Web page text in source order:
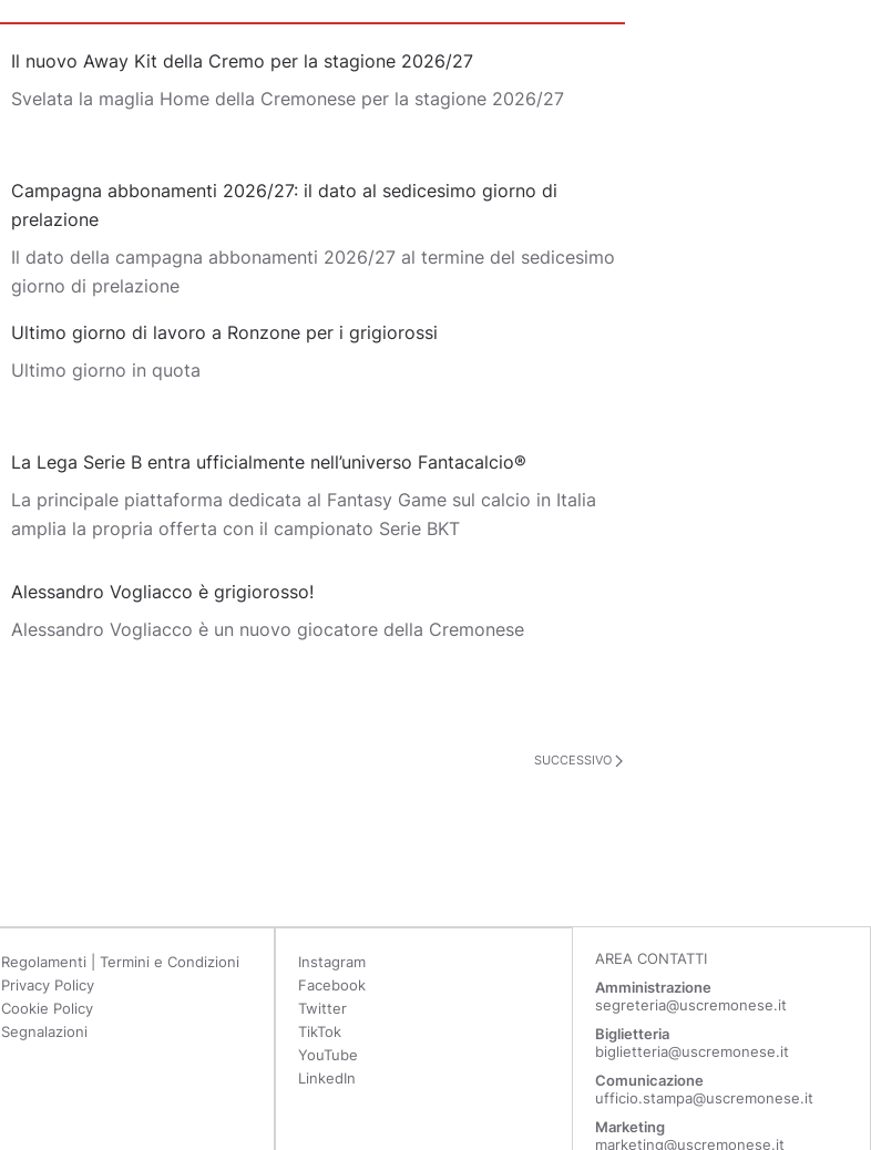
Il nuovo Away Kit della Cremo per la stagione 2026/27
Svelata la maglia Home della Cremonese per la stagione 2026/27
Campagna abbonamenti 2026/27: il dato al sedicesimo giorno di
prelazione
Il dato della campagna abbonamenti 2026/27 al termine del sedicesimo
giorno di prelazione
Ultimo giorno di lavoro a Ronzone per i grigiorossi
Ultimo giorno in quota
La Lega Serie B entra ufficialmente nell’universo Fantacalcio®
La principale piattaforma dedicata al Fantasy Game sul calcio in Italia
amplia la propria offerta con il campionato Serie BKT
Alessandro Vogliacco è grigiorosso!
Alessandro Vogliacco è un nuovo giocatore della Cremonese
SUCCESSIVO
Regolamenti | Termini e Condizioni
Privacy Policy
Cookie Policy
Segnalazioni
Instagram
Facebook
Twitter
TikTok
YouTube
LinkedIn
AREA CONTATTI
Amministrazione
segreteria@uscremonese.it
Biglietteria
biglietteria@uscremonese.it
Comunicazione
ufficio.stampa@uscremonese.it
Marketing
marketing@uscremonese.it